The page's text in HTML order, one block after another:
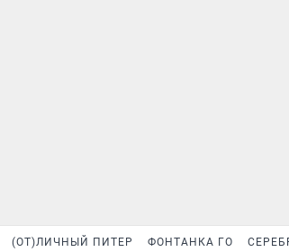
(ОТ)ЛИЧНЫЙ ПИТЕР ФОНТАНКА ГО